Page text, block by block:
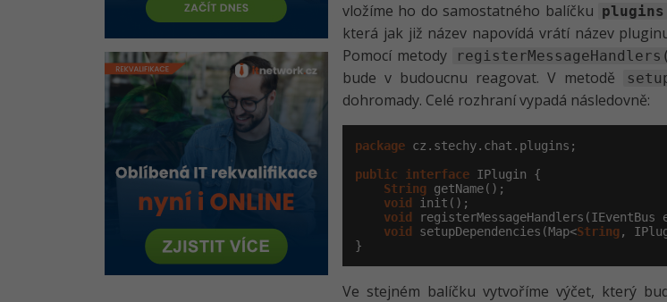
Java chat - Klient - Spojení se
serverem 1. část
Java chat - Klient - Spojení se
serverem 2. část
Java chat - Klient - Spojení se
serverem 3. část
Kvíz - Spojení klienta se
serverem v Javě
Java chat - Server - Správa
Java chat - Klient - Chat service
Java chat - Server - Chat plugin
vložíme ho do samostatného balíčku plugins
která jak již název napovídá vrátí název
Pomocí metody
bude v budoucnu reagovat. V metodě
dohromady. Celé rozhraní vypadá následovně:
package cz.stechy.chat.plugins;
public
interface IPlugin {
String getName();
void
init();
void
registerMessageHandlers(IEventBus
void
setupDependencies(Map<String,
}
Ve stejném balíčku vytvoříme výčet, který